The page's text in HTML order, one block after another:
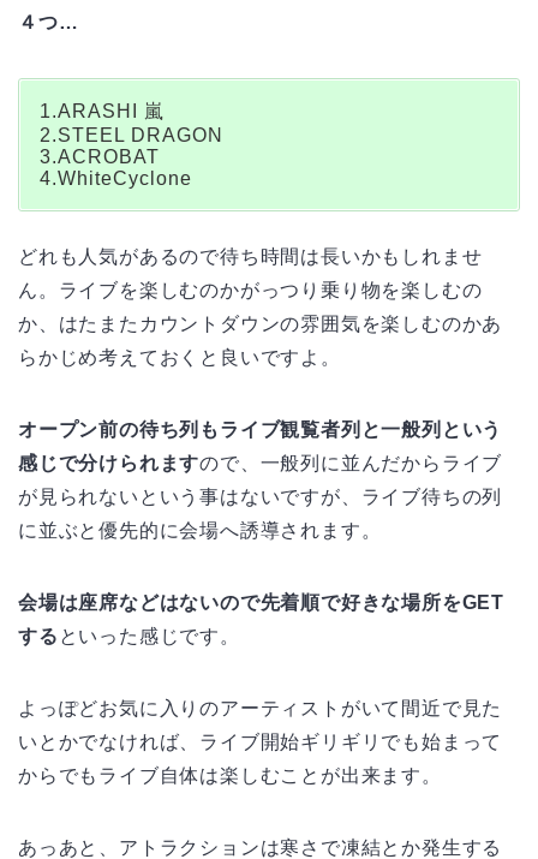
４つ…
1.ARASHI 嵐
2.STEEL DRAGON
3.ACROBAT
4.WhiteCyclone
どれも人気があるので待ち時間は長いかもしれませ
ん。ライブを楽しむのかがっつり乗り物を楽しむの
か、はたまたカウントダウンの雰囲気を楽しむのかあ
らかじめ考えておくと良いですよ。
オープン前の待ち列もライブ観覧者列と一般列という
感じで分けられますので、一般列に並んだからライブ
が見られないという事はないですが、ライブ待ちの列
に並ぶと優先的に会場へ誘導されます。
会場は座席などはないので先着順で好きな場所をGET
する といった感じです。
よっぽどお気に入りのアーティストがいて間近で見た
いとかでなければ、ライブ開始ギリギリでも始まって
からでもライブ自体は楽しむことが出来ます。
あっあと、アトラクションは寒さで凍結とか発生する